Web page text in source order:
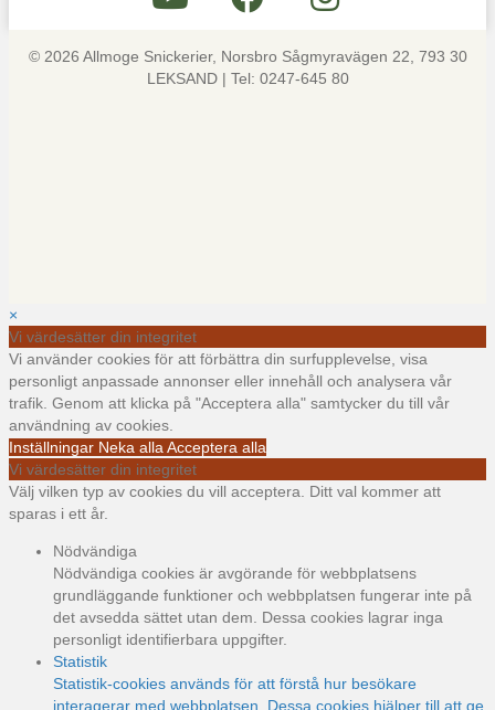
© 2026 Allmoge Snickerier, Norsbro Sågmyravägen 22, 793 30
LEKSAND | Tel: 0247-645 80
×
Vi värdesätter din integritet
Vi använder cookies för att förbättra din surfupplevelse, visa
personligt anpassade annonser eller innehåll och analysera vår
trafik. Genom att klicka på "Acceptera alla" samtycker du till vår
användning av cookies.
Inställningar Neka alla Acceptera alla
Vi värdesätter din integritet
Välj vilken typ av cookies du vill acceptera. Ditt val kommer att
sparas i ett år.
Nödvändiga
Nödvändiga cookies är avgörande för webbplatsens
grundläggande funktioner och webbplatsen fungerar inte på
det avsedda sättet utan dem. Dessa cookies lagrar inga
personligt identifierbara uppgifter.
Statistik
Statistik-cookies används för att förstå hur besökare
interagerar med webbplatsen. Dessa cookies hjälper till att ge